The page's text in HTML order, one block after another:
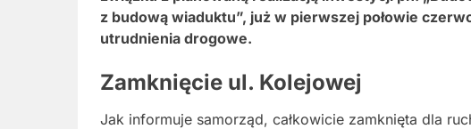
z budową wiaduktu”, już w pierwszej połowie
utrudnienia drogowe.
Zamknięcie ul. Kolejowej
Jak informuje samorząd, całkowicie zamknięta dla